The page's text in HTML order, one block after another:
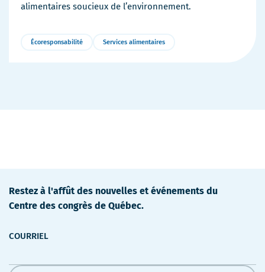
alimentaires soucieux de l’environnement.
Écoresponsabilité Services alimentaires
Plus
Restez à l'affût des nouvelles et événements du
Centre des congrès de Québec.
COURRIEL